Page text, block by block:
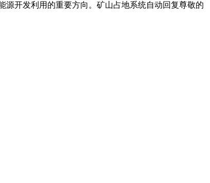
源开发利用的重要方向。矿山占地系统自动回复尊敬的